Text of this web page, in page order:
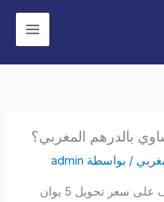
/ بواسطة admin
في هذا المقال ستتعرف على سعر تحويل 5 يوان